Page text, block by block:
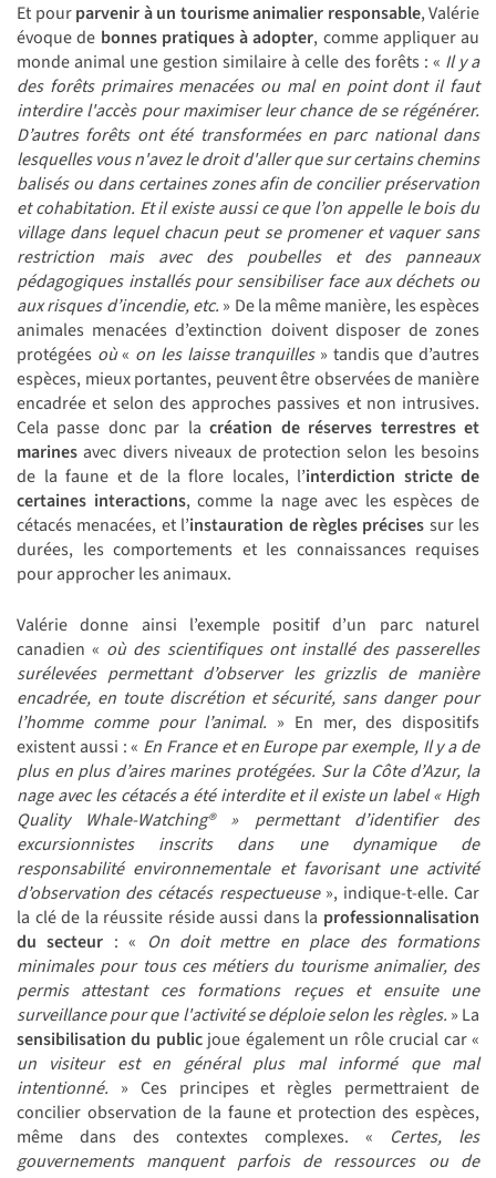
Et pourparvenir à un tourisme animalier responsable, Valérie
évoque de bonnes pratiques à adopter, comme appliquer au
monde animal une gestion similaire à celle des forêts : « Il y a
des forêts primaires menacées ou mal en point dont il faut
interdire l'accès pour maximiser leur chance de se régénérer.
D’autres forêts ont été transformées en parc national dans
lesquelles vous n'avez le droit d'aller que sur certains chemins
balisés ou dans certaines zones afin de concilier préservation
et cohabitation. Et il existe aussi ce que l’on appelle le bois du
village dans lequel chacun peut se promener et vaquer sans
restriction mais avec des poubelles et des panneaux
pédagogiques installés pour sensibiliser face aux déchets ou
aux risques d’incendie, etc. » De la même manière, les espèces
animales menacées d’extinction doivent disposer de zones
protégées où« on les laisse tranquilles» tandis que d’autres
espèces, mieux portantes, peuvent être observées de manière
encadrée et selon des approches passives et non intrusives.
Cela passe donc par lacréation de réserves terrestres et
marines avec divers niveaux de protection selon les besoins
de la faune et de la flore locales, l’interdiction stricte de
certaines interactions, comme la nage avec les espèces de
cétacés menacées, et l’instauration de règles précises sur les
durées, les comportements et les connaissances requises
pour approcher les animaux.
Valérie donne ainsi l’exemple positif d’un parc naturel
canadien « où des scientifiques ont installé des passerelles
surélevées permettant d’observer les grizzlis de manière
encadrée, en toute discrétion et sécurité, sans danger pour
l’homme comme pour l’animal. » En mer, des dispositifs
existent aussi : « En France et en Europe par exemple, Il y a de
plus en plus d’aires marines protégées. Sur la Côte d’Azur, la
nage avec les cétacés a été interdite et il existe un label « High
Quality Whale-Watching® » permettant d’identifier des
excursionnistes inscrits dans une dynamique de
responsabilité environnementale et favorisant une activité
d’observation des cétacés respectueuse », indique-t-elle. Car
la clé de la réussite réside aussi dans la professionnalisation
du secteur : « On doit mettre en place des formations
minimales pour tous ces métiers du tourisme animalier, des
permis attestant ces formations reçues et ensuite une
surveillance pour que l'activité se déploie selon les règles. » La
sensibilisation du publicjoue également un rôle crucial car «
un visiteur est en général plus mal informé que mal
intentionné. » Ces principes et règles permettraient de
concilier observation de la faune et protection des espèces,
même dans des contextes complexes. « Certes, les
gouvernements manquent parfois de ressources ou de